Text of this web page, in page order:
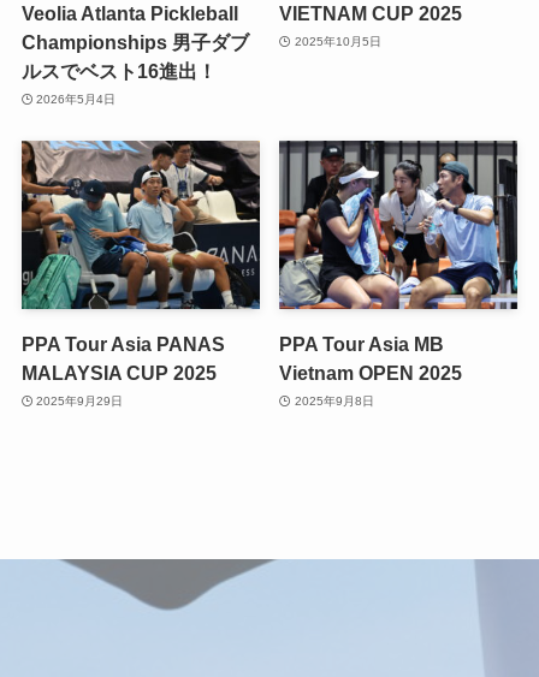
Veolia Atlanta Pickleball
Championships 男子ダブ
ルスでベスト16進出！
2026年5月4日
VIETNAM CUP 2025
2025年10月5日
PPA Tour Asia PANAS
MALAYSIA CUP 2025
2025年9月29日
PPA Tour Asia MB
Vietnam OPEN 2025
2025年9月8日